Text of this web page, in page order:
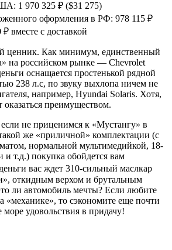
1 970 325 ₽ ($31 275)
оформления в РФ: 978 115 ₽
вместе с доставкой
ценник. Как минимум, единственный
на российском рынке — Chevrolet
оснащается простенькой рядной
238 л.с, по звуку выхлопа ничем не
например, Hyundai Solaris. Хотя,
оказаться преимуществом.
не приценимся к «Мустангу» в
же «приличной» комплектации (с
нормальной мультимедийкой, 18-
т.д.) покупка обойдется вам
вас ждет 310-сильный маслкар
откидным верхом и брутальным
ли автомобиль мечты? Если любите
«механике», то сэкономите еще почти
удовольствия в придачу!